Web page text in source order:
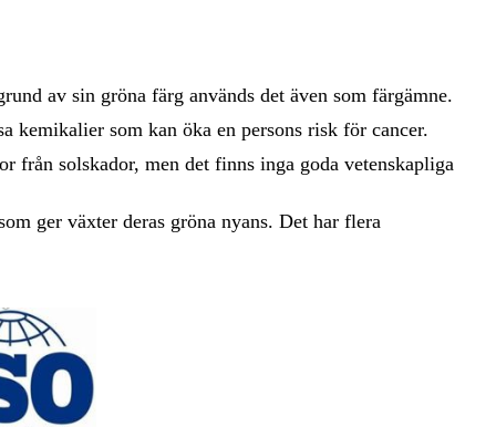
av sin gröna färg används det även som färgämne.
som kan öka en persons risk för cancer.
solskador, men det finns inga goda vetenskapliga
ger växter deras gröna nyans. Det har flera